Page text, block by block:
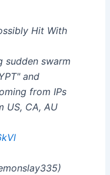
Hit With
sudden swarm
and
from IPs
US, CA, AU